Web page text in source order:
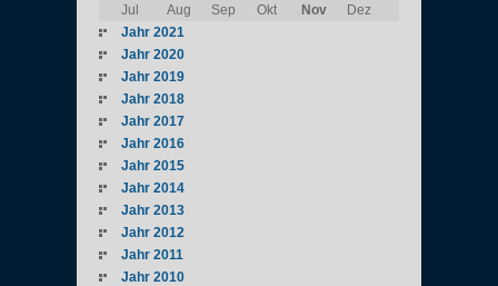
Jul
Aug Sep Okt Nov
Dez
Jahr 2021
Jahr 2020
Jahr 2019
Jahr 2018
Jahr 2017
Jahr 2016
Jahr 2015
Jahr 2014
Jahr 2013
Jahr 2012
Jahr 2011
Jahr 2010